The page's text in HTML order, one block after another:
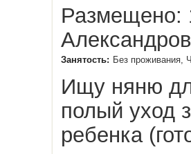
Размещено:
Занятость: Без проживания,
Ищу няню
полый уход
ребенка